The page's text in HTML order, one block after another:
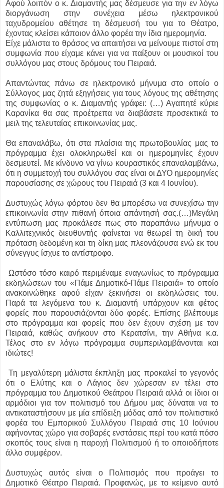
Αφού λοιπόν ο κ. Διαμαντής μας δέσμευσε για την εν λόγω
διοργάνωση στην συνέχεια μέσω ηλεκτρονικού
ταχυδρομείου αθέτησε τη δέσμευσή του για το Θέατρο,
έχοντας κλείσει κάποιον άλλο φορέα την ίδια ημερομηνία.
Είχε μάλιστα το θράσος να απαιτήσει να μείνουμε πιστοί στη
συμφωνία που είχαμε κάνει για να παίξουν οι μουσικοί του
συλλόγου μας στους δρόμους του Πειραιά.
Απαντώντας πάνω σε ηλεκτρονικό μήνυμα στο οποίο ο
Σύλλογος μας ζητά εξηγήσεις για τους λόγους της αθέτησης
της συμφωνίας ο κ. Διαμαντής γράφει: (…) Αγαπητέ κύριε
Καρανίκα θα σας προέτρεπα να διαβάσετε προσεκτικά το
μειλ της τελευταίας επικοινωνίας μας.
Θα επαναλάβω, ότι στα πλαίσια της πρωτοβουλίας μας το
πρόγραμμα έχει ολοκληρωθεί και οι ημερομηνίες έχουν
δεσμευτεί. Με κίνδυνο να γίνω κουραστικός επαναλαμβάνω,
ότι η συμμετοχή του συλλόγου σας είναι οι ΔΥΟ ημερομηνίες
παρουσίασης σε χώρους του Πειραιά (3 και 4 Ιουνίου).
Δυστυχώς λόγω φόρτου δεν θα μπορέσω να συνεχίσω την
επικοινωνία στην πιθανή όποια απάντησή σας.(…)Μεγάλη
εντύπωση μας προκάλεσε πως στο παραπάνω μήνυμα ο
Καλλιτεχνικός διευθυντής φαίνεται να θεωρεί τη δική του
πρόταση δεδομένη και τη δίκη μας πλεονάζουσα ενώ εκ του
σύνεγγυς ίσχυε το αντίστροφο.
Ωστόσο τόσο καιρό περιμέναμε εναγωνίως το πρόγραμμα
εκδηλώσεων του «Πάμε Δημοτικό-Πάμε Πειραιά» το οποίο
ανακοινώθηκε αφού είχαν ξεκινήσει οι εκδηλώσεις του.
Παρά τα λεγόμενα του κ. Διαμαντή υπάρχουν και φέτος
φορείς που παρουσιάζονται δύο φορές. Επίσης βλέπουμε
στο πρόγραμμα και φορείς που δεν έχουν σχέση με τον
Πειραιά, καθώς ανήκουν στο Κερατσίνι, την Αθήνα κ.α.
Τέλος στο εν λόγω πρόγραμμα συμπεριλαμβάνονται και
ιδιώτες!
Τη μεγαλύτερη μάλιστα έκπληξη μας προκαλεί το γεγονός
ότι ο Ελύτης και ο Λάγιος δεν χώρεσαν εν τέλει στο
πρόγραμμα του Δημοτικού Θεάτρου Πειραιά αλλά οι ίδιοι οι
αρμόδιοι για τον πολιτισμό του Δήμου μας δύναται να το
αντικαταστήσουν με μία επίδειξη μόδας από τον πολιτιστικό
φορέα του Εμπορικού Συλλόγου Πειραιά στις 10 Ιούνιου
αφήνοντας χώρο για σοβαρές ενστάσεις περί του κατά πόσο
σκοπός τους είναι η παροχή Πολιτισμού ή το οποιοδήποτε
άλλο συμφέρον.
Δυστυχώς αυτός είναι ο Πολιτισμός που προάγει το
Δημοτικό Θέατρο Πειραιά. Προφανώς, με το κείμενο αυτό